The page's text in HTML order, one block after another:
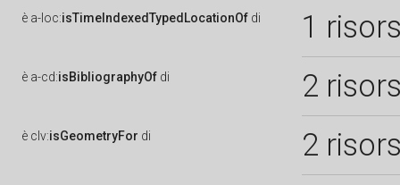
è a-loc:isTimeIndexedTypedLocationOf di 1
è a-cd:isBibliographyOf di 2
è clv:isGeometryFor di 2